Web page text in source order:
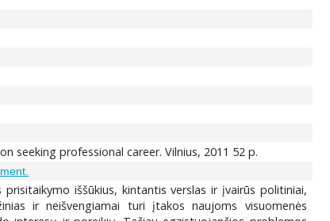
seeking professional career. Vilnius, 2011 52 p.
iššūkius, kintantis verslas ir įvairūs politiniai,
ir neišvengiamai turi įtakos naujoms visuomenės